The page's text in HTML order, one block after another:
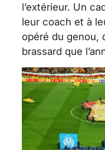
l’extérieur. Un
leur coach et à
opéré du genou,
brassard que